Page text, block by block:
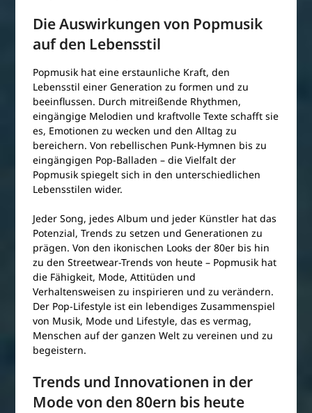
Die Auswirkungen von Popmusik
auf den Lebensstil
Popmusik hat eine erstaunliche Kraft, den
Lebensstil einer Generation zu formen und zu
beeinflussen. Durch mitreißende Rhythmen,
eingängige Melodien und kraftvolle Texte schafft sie
es, Emotionen zu wecken und den Alltag zu
bereichern. Von rebellischen Punk-Hymnen bis zu
eingängigen Pop-Balladen – die Vielfalt der
Popmusik spiegelt sich in den unterschiedlichen
Lebensstilen wider.
Jeder Song, jedes Album und jeder Künstler hat das
Potenzial, Trends zu setzen und Generationen zu
prägen. Von den ikonischen Looks der 80er bis hin
zu den Streetwear-Trends von heute – Popmusik hat
die Fähigkeit, Mode, Attitüden und
Verhaltensweisen zu inspirieren und zu verändern.
Der Pop-Lifestyle ist ein lebendiges Zusammenspiel
von Musik, Mode und Lifestyle, das es vermag,
Menschen auf der ganzen Welt zu vereinen und zu
begeistern.
Trends und Innovationen in der
Mode von den 80ern bis heute